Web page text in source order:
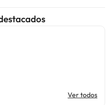
Ver todos